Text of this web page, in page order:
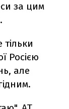
за цим
Росією
але